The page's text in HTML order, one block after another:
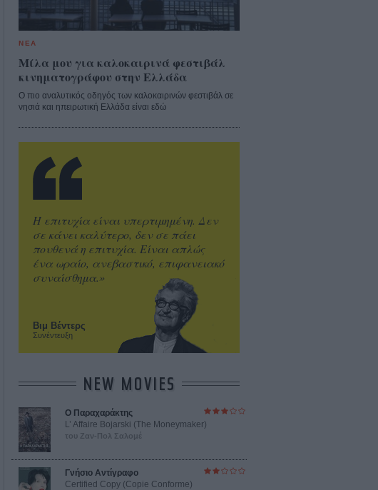
ΝΕΑ
Μίλα μου για καλοκαιρινά φεστιβάλ
κινηματογράφου στην Ελλάδα
Ο πιο αναλυτικός οδηγός των καλοκαιρινών φεστιβάλ σε
νησιά και ηπειρωτική Ελλάδα είναι εδώ
Βιμ Βέντερς
Συνέντευξη
Η επιτυχία είναι υπερτιμημένη. Δεν
σε κάνει καλύτερο, δεν σε πάει
πουθενά η επιτυχία. Είναι απλώς
ένα ωραίο, ανεβαστικό, επιφανειακό
συναίσθημα.»
NEW MOVIES
Ο Παραχαράκτης
L’ Affaire Bojarski (The Moneymaker)
του Ζαν-Πολ Σαλομέ
Γνήσιο Αντίγραφο
Certified Copy (Copie Conforme)